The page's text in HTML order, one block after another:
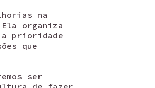
na
organiza
a prioridade
que
ser